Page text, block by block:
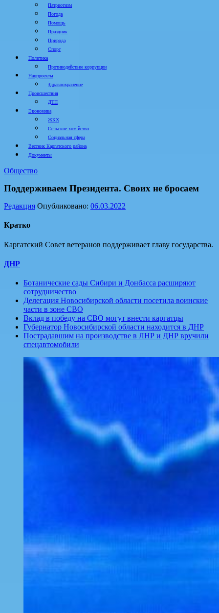
Патриотизм
Погода
Помощь
Праздник
Природа
Спорт
Политика
Противодействие коррупции
Нацпроекты
Здравоохранение
Происшествия
ДТП
Экономика
ЖКХ
Сельское хозяйство
Социальная сфера
Вестник Каргатского района
Документы
Общество
Поддерживаем Президента. Своих не бросаем
Редакция Опубликовано: 06.03.2022
Кратко
Каргатский Совет ветеранов поддерживает главу государства.
ДНР
Ботанические сады Сибири и Донбасса расширяют
сотрудничество
Делегация Новосибирской области посетила воинские
части в зоне СВО
Вклад в победу на СВО могут внести каргатцы
Губернатор Новосибирской области находится в ДНР
Пострадавшим на производстве в ЛНР и ДНР вручили
спецавтомобили